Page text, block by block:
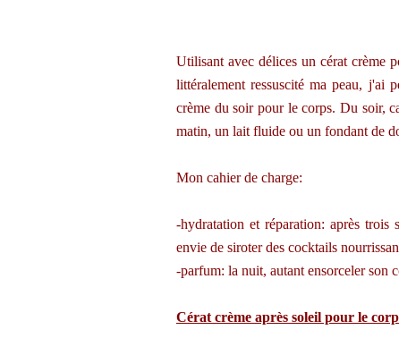
Utilisant avec délices un cérat crème
littéralement ressuscité ma peau, j'ai
crème du soir pour le corps. Du soir,
matin, un lait fluide ou un fondant de
Mon cahier de charge:
-hydratation et réparation: après trois
envie de siroter des cocktails
-parfum: la nuit, autant ensorceler son
Cérat crème après soleil pour le